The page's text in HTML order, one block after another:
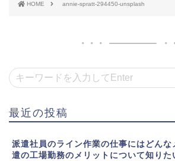
HOME annie-spratt-294450-unsplash
最近の投稿
派遣社員のライン作業の仕事にはどんな
遣の工場勤務のメリットについて知りた